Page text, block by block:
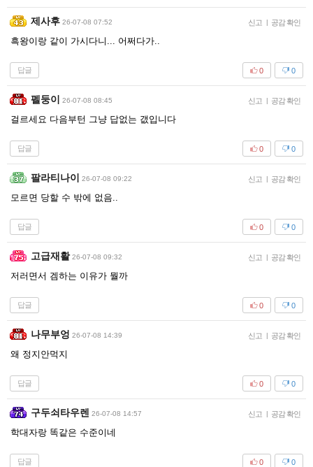
제사후 26-07-08 07:52 신고 | 공감 확인
흑왕이랑 같이 가시다니... 어쩌다가..
답글 0
0
펠둥이 26-07-08 08:45 신고 | 공감 확인
걸르세요 다음부턴 그냥 답없는 갮입니다
답글 0
0
팔라티나이 26-07-08 09:22 신고 | 공감 확인
모르면 당할 수 밖에 없음..
답글 0
0
고급재활 26-07-08 09:32 신고 | 공감 확인
저러면서 겜하는 이유가 뭘까
답글 0
0
나무부엉 26-07-08 14:39 신고 | 공감 확인
왜 정지안먹지
답글 0
0
구두쇠타우렌 26-07-08 14:57 신고 | 공감 확인
학대자랑 똑같은 수준이네
답글 0
0